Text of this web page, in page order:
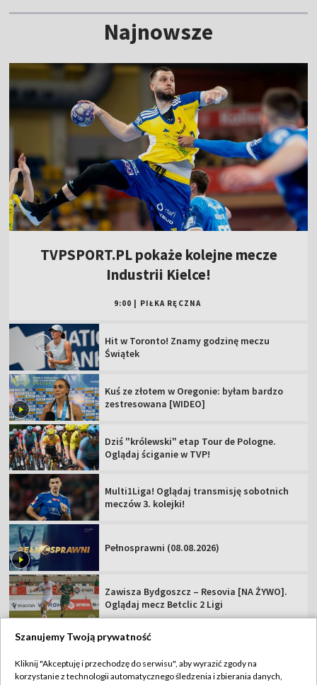
Najnowsze
TVPSPORT.PL pokaże kolejne mecze
Industrii Kielce!
9:00 PIŁKA RĘCZNA
Hit w Toronto! Znamy godzinę meczu
Świątek
Kuś ze złotem w Oregonie: byłam bardzo
zestresowana [WIDEO]
Dziś "królewski" etap Tour de Pologne.
Oglądaj ściganie w TVP!
Multi1Liga! Oglądaj transmisję sobotnich
meczów 3. kolejki!
Pełnosprawni (08.08.2026)
Zawisza Bydgoszcz – Resovia [NA ŻYWO].
Oglądaj mecz Betclic 2 Ligi
TVP
Szanujemy Twoją prywatność
Kliknij "Akceptuję i przechodzę do serwisu", aby wyrazić zgody na
korzystanie z technologii automatycznego śledzenia i zbierania danych,